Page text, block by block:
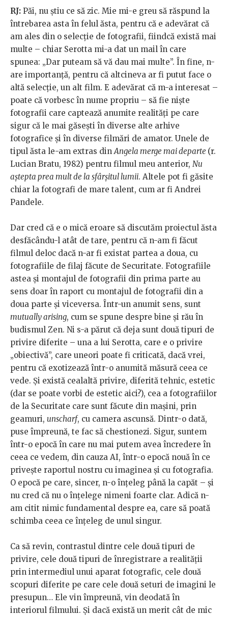
RJ: Păi, nu știu ce să zic. Mie mi-e greu să răspund la
întrebarea asta în felul ăsta, pentru că e adevărat că
am ales din o selecție de fotografii, fiindcă există mai
multe – chiar Serotta mi-a dat un mail în care
spunea: „Dar puteam să vă dau mai multe”. În fine, n-
are importanță, pentru că altcineva ar fi putut face o
altă selecție, un alt film. E adevărat că m-a interesat –
poate că vorbesc în nume propriu – să fie niște
fotografii care captează anumite realități pe care
sigur că le mai găsești în diverse alte arhive
fotografice și în diverse filmări de amator. Unele de
tipul ăsta le-am extras dinAngela merge mai departe (r.
Lucian Bratu, 1982) pentru filmul meu anterior, Nu
aștepta prea mult de la sfârșitul lumii. Altele pot fi găsite
chiar la fotografi de mare talent, cum ar fi Andrei
Pandele.
Dar cred că e o mică eroare să discutăm proiectul ăsta
desfăcându-l atât de tare, pentru că n-am fi făcut
filmul deloc dacă n-ar fi existat partea a doua, cu
fotografiile de filaj făcute de Securitate. Fotografiile
astea și montajul de fotografii din prima parte au
sens doar în raport cu montajul de fotografii din a
doua parte și viceversa. Într-un anumit sens, sunt
mutually arising, cum se spune despre bine și rău în
budismul Zen. Ni s-a părut că deja sunt două tipuri de
privire diferite – una a lui Serotta, care e o privire
„obiectivă”, care uneori poate fi criticată, dacă vrei,
pentru că exotizează într-o anumită măsură ceea ce
vede. Și există cealaltă privire, diferită tehnic, estetic
(dar se poate vorbi de estetic aici?), cea a fotografiilor
de la Securitate care sunt făcute din mașini, prin
geamuri, unscharf, cu camera ascunsă. Dintr-o dată,
puse împreună, te fac să chestionezi. Sigur, suntem
într-o epocă în care nu mai putem avea încredere în
ceea ce vedem, din cauza AI, într-o epocă nouă în ce
privește raportul nostru cu imaginea și cu fotografia.
O epocă pe care, sincer, n-o înțeleg până la capăt – și
nu cred că nu o înțelege nimeni foarte clar. Adică n-
am citit nimic fundamental despre ea, care să poată
schimba ceea ce înțeleg de unul singur.
Ca să revin, contrastul dintre cele două tipuri de
privire, cele două tipuri de înregistrare a realității
prin intermediul unui aparat fotografic, cele două
scopuri diferite pe care cele două seturi de imagini le
presupun… Ele vin împreună, vin deodată în
interiorul filmului. Și dacă există un merit cât de mic